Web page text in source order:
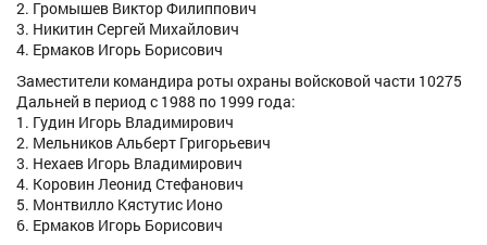
2. Громышев Виктор Филиппович
3. Никитин Сергей Михайлович
4. Ермаков Игорь Борисович
Заместители командира роты охраны войсковой части 10275
Дальней в период с 1988 по 1999 года:
1. Гудин Игорь Владимирович
2. Мельников Альберт Григорьевич
3. Нехаев Игорь Владимирович
4. Коровин Леонид Стефанович
5. Монтвилло Кястутис Ионо
6. Ермаков Игорь Борисович